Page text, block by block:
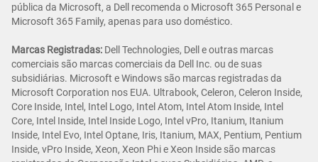
pública da Microsoft, a Dell recomenda o Microsoft 365 Personal e
Microsoft 365 Family, apenas para uso doméstico.
Marcas Registradas: Dell Technologies, Dell e outras marcas
comerciais são marcas comerciais da Dell Inc. ou de suas
subsidiárias. Microsoft e Windows são marcas registradas da
Microsoft Corporation nos EUA. Ultrabook, Celeron, Celeron Inside,
Core Inside, Intel, Intel Logo, Intel Atom, Intel Atom Inside, Intel
Core, Intel Inside, Intel Inside Logo, Intel vPro, Itanium, Itanium
Inside, Intel Evo, Intel Optane, Iris, Itanium, MAX, Pentium, Pentium
Inside, vPro Inside, Xeon, Xeon Phi e Xeon Inside são marcas